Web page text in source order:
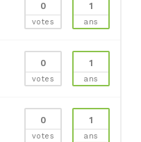
0
votes
1
ans
0
votes
1
ans
0
votes
1
ans